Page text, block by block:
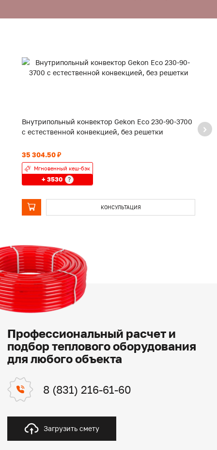
Внутрипольный конвектор Gekon Eco 230-90-3700
с естественной конвекцией, без решетки
35 304.50 ₽
Мгновенный кеш-бэк
+ 3530 ?
КОНСУЛЬТАЦИЯ
с
Профессиональный расчет и
подбор теплового оборудования
для любого объекта
8 (831) 216-61-60
Загрузить смету